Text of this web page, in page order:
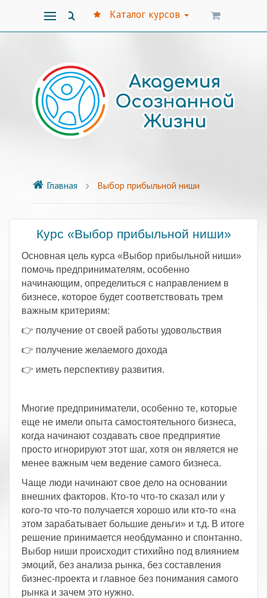
Каталог курсов
Главная Выбор прибыльной ниши
Курс «Выбор прибыльной ниши»
Основная цель курса «Выбор прибыльной ниши»
помочь предпринимателям, особенно
начинающим, определиться с направлением в
бизнесе, которое будет соответствовать трем
важным критериям:
👉 получение от своей работы удовольствия
👉 получение желаемого дохода
👉 иметь перспективу развития.
Многие предприниматели, особенно те, которые
еще не имели опыта самостоятельного бизнеса,
когда начинают создавать свое предприятие
просто игнорируют этот шаг, хотя он является не
менее важным чем ведение самого бизнеса.
Чаще люди начинают свое дело на основании
внешних факторов. Кто-то что-то сказал или у
кого-то что-то получается хорошо или кто-то «на
этом зарабатывает большие деньги» и т.д. В итоге
решение принимается необдуманно и спонтанно.
Выбор ниши происходит стихийно под влиянием
эмоций, без анализа рынка, без составления
бизнес-проекта и главное без понимания самого
рынка и зачем это нужно.